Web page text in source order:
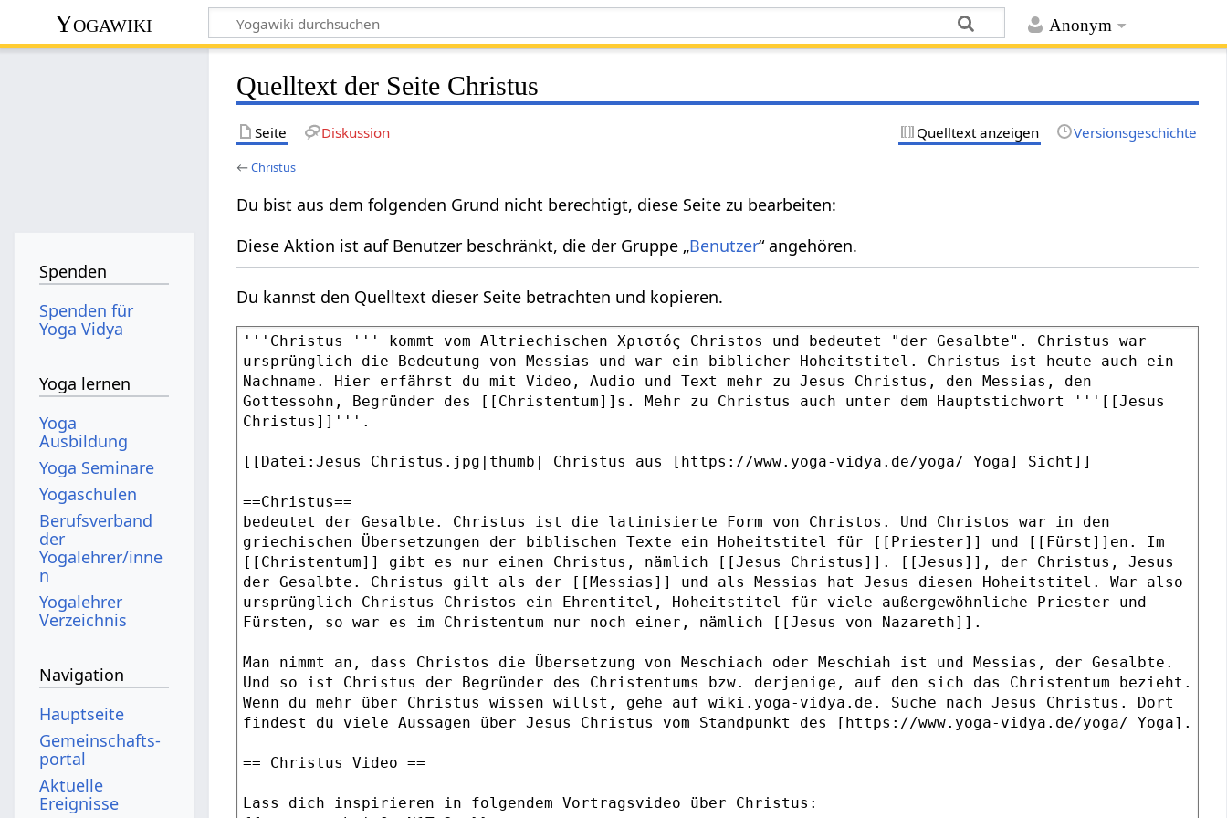
Anonym
Yogawiki
Quelltext der Seite Christus
Seite Diskussion Quelltext anzeigen Versionsgeschichte
←Christus
Du bist aus dem folgenden Grund nicht berechtigt, diese Seite zu bearbeiten:
Diese Aktion ist auf Benutzer beschränkt, die der Gruppe „Benutzer“ angehören.
Du kannst den Quelltext dieser Seite betrachten und kopieren.
Spenden
Spenden für
Yoga Vidya
Yoga lernen
Yoga
Ausbildung
Yoga Seminare
Yogaschulen
Berufsverband
der
Yogalehrer/inne
n
Yogalehrer
Verzeichnis
Navigation
Hauptseite
Gemeinschafts­
portal
Aktuelle
Ereignisse